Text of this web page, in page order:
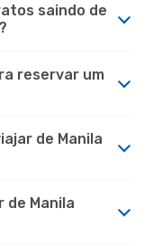
saindo de
reservar um
de Manila
de Manila